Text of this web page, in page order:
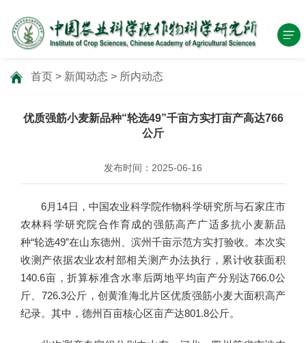
首页 > 新闻动态 > 所内动态
优质强筋小麦新品种“轮选49”千亩方实打亩产高达766
公斤
发布时间：2025-06-16
6月14日，中国农业科学院作物科学研究所与石家庄市
农林科学研究院合作育成的强筋高产广适多抗小麦新品
种“轮选49”在山东德州、滨州千亩示范方实打验收。本次实
收测产依据农业农村部相关测产办法执行，累计收获面积
140.6亩，折算标准含水率后两地平均亩产分别达766.0公
斤、726.3公斤，创黄淮海北片区优质强筋小麦大面积高产
纪录。其中，德州百亩核心区亩产达801.8公斤。